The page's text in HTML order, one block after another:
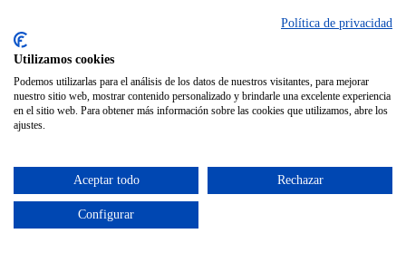
Política de privacidad
Utilizamos cookies
Podemos utilizarlas para el análisis de los datos de nuestros visitantes, para mejorar
nuestro sitio web, mostrar contenido personalizado y brindarle una excelente experiencia
en el sitio web. Para obtener más información sobre las cookies que utilizamos, abre los
ajustes.
Aceptar todo Rechazar
Configurar